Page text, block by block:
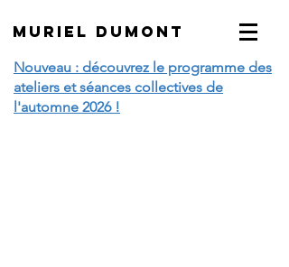
MURIEL DUMONT
Nouveau : découvrez le programme des
ateliers et séances collectives de
l'automne 2026 !